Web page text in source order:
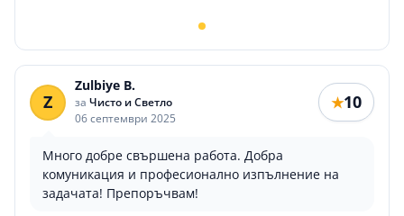
Z
Zulbiye B.
за Чисто и Светло
06 септември 2025
★10
Много добре свършена работа. Добра
комуникация и професионално изпълнение на
задачата! Препоръчвам!